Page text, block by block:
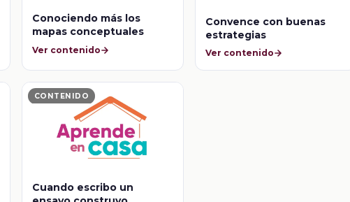
Conociendo más los
mapas conceptuales
Ver contenido
Convence con buenas
estrategias
Ver contenido
CONTENIDO
Cuando escribo un